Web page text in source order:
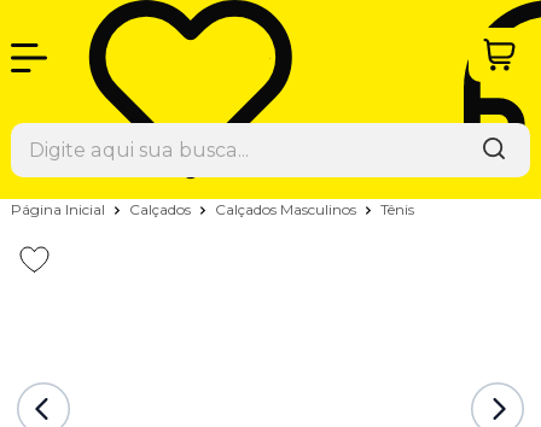
Página Inicial Calçados Calçados Masculinos Tênis